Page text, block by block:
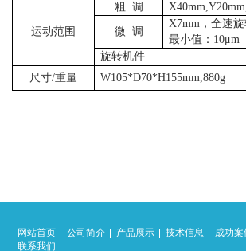
运动范围
粗 调
微 调
X7mm，全速
最小值：10μm
旋转机件
尺寸/重量
W105*D70*H155mm,880g
网站首页 公司简介 产品展示 技术信息 成功案
联系我们